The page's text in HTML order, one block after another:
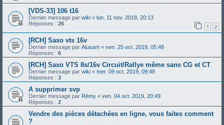
[VDS-33] 106 t16
Dernier message par wiki « lun. 11 nov. 2019, 20:13
Réponses : 26 1 2
[RCH] Saxo vts 16v
Dernier message par Alusam « ven. 25 oct. 2019, 05:48
Réponses : 6
[RCH] Saxo VTS 8s/16v Circuit/Rallye même sans CG et CT
Dernier message par wiki « mer. 09 oct. 2019, 09:48
Réponses : 3
A supprimer svp
Dernier message par Rémy « ven. 04 oct. 2019, 20:49
Réponses : 2
Vendre des pièces détachées en ligne, vous faites comment
?